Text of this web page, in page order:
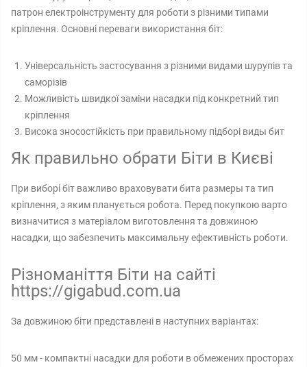
патрон електроінструменту для роботи з різними типами
кріплення. Основні переваги використання біт:
Універсальність застосування з різними видами шурупів та
саморізів
Можливість швидкої заміни насадки під конкретний тип
кріплення
Висока зносостійкість при правильному підборі виды бит
Як правильно обрати Біти в Києві
При виборі біт важливо враховувати бита размеры та тип
кріплення, з яким планується робота. Перед покупкою варто
визначитися з матеріалом виготовлення та довжиною
насадки, що забезпечить максимальну ефективність роботи.
Різноманіття Біти на сайті
https://gigabud.com.ua
За довжиною біти представлені в наступних варіантах:
50 мм - компактні насадки для роботи в обмежених просторах